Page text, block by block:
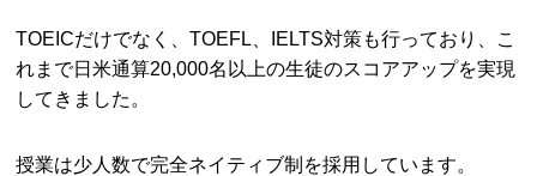
TOEICだけでなく、TOEFL、IELTS対策も行っており、こ
れまで日米通算20,000名以上の生徒のスコアアップを実現
してきました。
授業は少人数で完全ネイティブ制を採用しています。